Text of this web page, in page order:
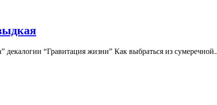
“Гравитация жизни” Как выбраться из